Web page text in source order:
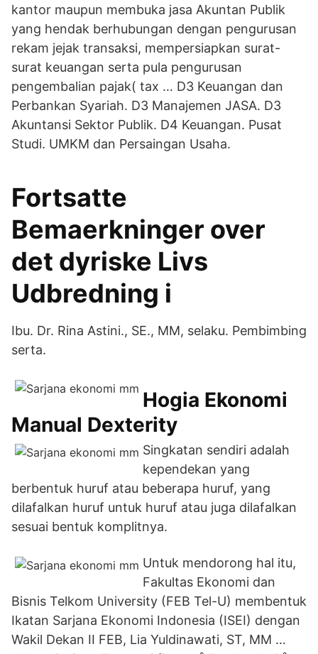
kantor maupun membuka jasa Akuntan Publik
yang hendak berhubungan dengan pengurusan
rekam jejak transaksi, mempersiapkan surat-
surat keuangan serta pula pengurusan
pengembalian pajak( tax … D3 Keuangan dan
Perbankan Syariah. D3 Manajemen JASA. D3
Akuntansi Sektor Publik. D4 Keuangan. Pusat
Studi. UMKM dan Persaingan Usaha.
Fortsatte
Bemaerkninger over
det dyriske Livs
Udbredning i
Ibu. Dr. Rina Astini., SE., MM, selaku. Pembimbing
serta.
Hogia Ekonomi
Manual Dexterity
Singkatan sendiri adalah
kependekan yang
berbentuk huruf atau beberapa huruf, yang
dilafalkan huruf untuk huruf atau juga dilafalkan
sesuai bentuk komplitnya.
Untuk mendorong hal itu,
Fakultas Ekonomi dan
Bisnis Telkom University (FEB Tel-U) membentuk
Ikatan Sarjana Ekonomi Indonesia (ISEI) dengan
Wakil Dekan II FEB, Lia Yuldinawati, ST, MM …